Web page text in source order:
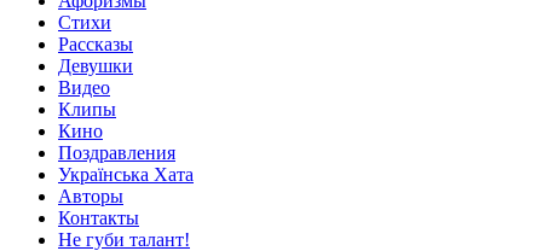
Стихи
Рассказы
Девушки
Видео
Клипы
Кино
Поздравления
Українська Хата
Авторы
Контакты
Не губи талант!